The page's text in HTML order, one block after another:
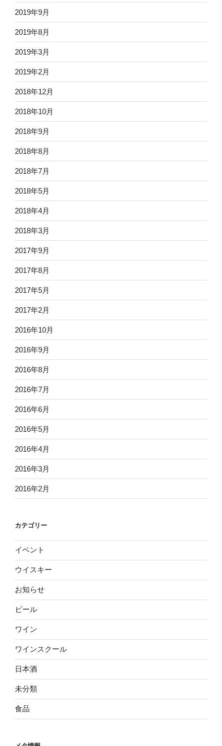
2019年9月
2019年8月
2019年3月
2019年2月
2018年12月
2018年10月
2018年9月
2018年8月
2018年7月
2018年5月
2018年4月
2018年3月
2017年9月
2017年8月
2017年5月
2017年2月
2016年10月
2016年9月
2016年8月
2016年7月
2016年6月
2016年5月
2016年4月
2016年3月
2016年2月
カテゴリー
イベント
ウイスキー
お知らせ
ビール
ワイン
ワインスクール
日本酒
未分類
食品